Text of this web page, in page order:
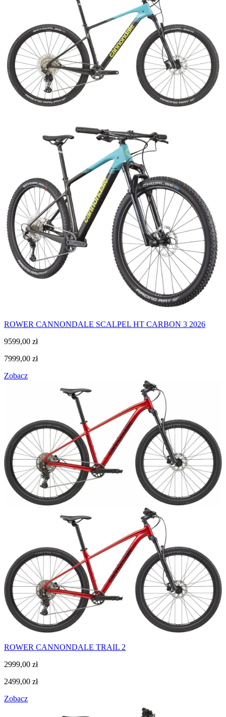
ROWER CANNONDALE SCALPEL HT CARBON 3 2026
9599,00 zł
7999,00 zł
Zobacz
ROWER CANNONDALE TRAIL 2
2999,00 zł
2499,00 zł
Zobacz